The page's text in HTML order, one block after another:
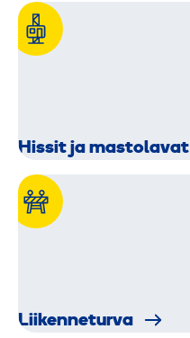
Hissi­t ja mastolavat
Liikenne­turva